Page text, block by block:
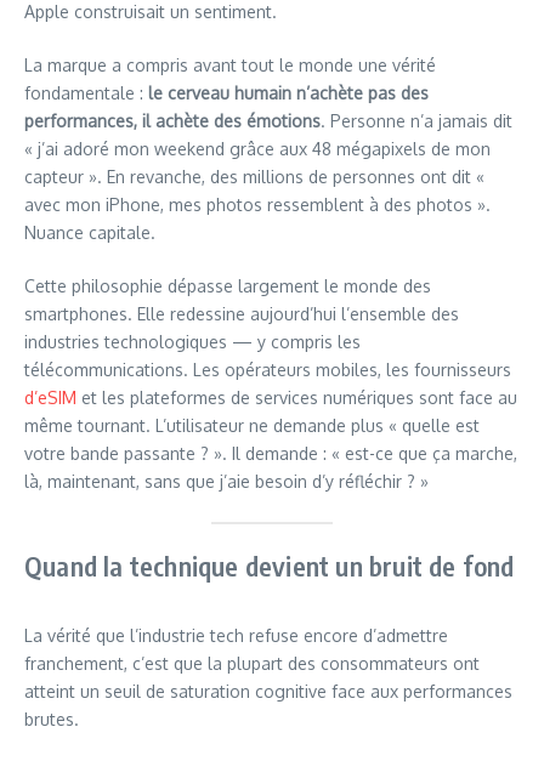
Apple construisait un sentiment.
La marque a compris avant tout le monde une vérité
fondamentale : le cerveau humain n’achète pas des
performances, il achète des émotions. Personne n’a jamais dit
« j’ai adoré mon weekend grâce aux 48 mégapixels de mon
capteur ». En revanche, des millions de personnes ont dit «
avec mon iPhone, mes photos ressemblent à des photos ».
Nuance capitale.
Cette philosophie dépasse largement le monde des
smartphones. Elle redessine aujourd’hui l’ensemble des
industries technologiques — y compris les
télécommunications. Les opérateurs mobiles, les fournisseurs
d’eSIM et les plateformes de services numériques sont face au
même tournant. L’utilisateur ne demande plus « quelle est
votre bande passante ? ». Il demande : « est-ce que ça marche,
là, maintenant, sans que j’aie besoin d’y réfléchir ? »
Quand la technique devient un bruit de fond
La vérité que l’industrie tech refuse encore d’admettre
franchement, c’est que la plupart des consommateurs ont
atteint un seuil de saturation cognitive face aux performances
brutes.